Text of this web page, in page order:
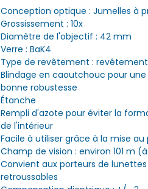
Conception optique : Jumelles à
Grossissement : 10x
Diamètre de l'objectif : 42 mm
Verre : BaK4
Type de revêtement :
Blindage en caoutchouc pour
bonne robustesse
Étanche
Rempli d'azote pour éviter la
de l'intérieur
Facile à utiliser grâce à la mise
Champ de vision : environ 101 m
Convient aux porteurs de
retroussables